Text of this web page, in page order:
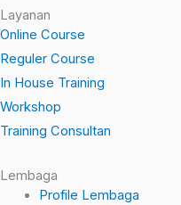
e
b
o
o
k
-
Layanan
Online Course
Reguler Course
In House Training
Workshop
Training Consultan
Lembaga
Profile Lembaga